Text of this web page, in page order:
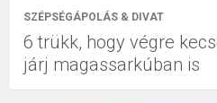
SZÉPSÉGÁPOLÁS & DIVAT
6 trükk, hogy végre
járj magassarkúban is